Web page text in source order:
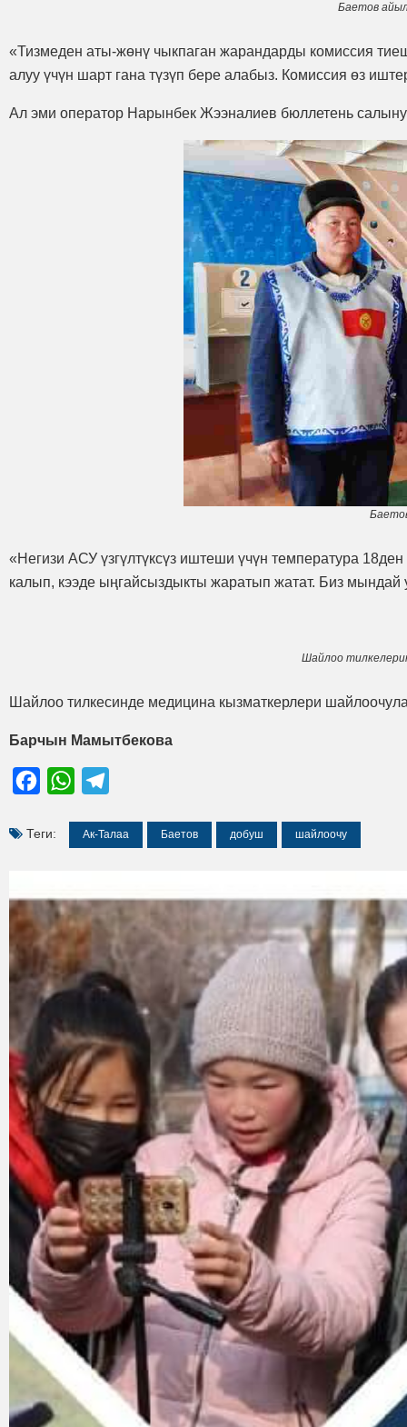
Баетов
«Тизмеден аты-жөнү чыкпаган жарандарды комиссия
алуу үчүн шарт гана түзүп бере алабыз. Комиссия өз
Ал эми оператор Нарынбек Жээналиев бюллетень
«Негизи АСУ үзгүлтүксүз иштеши үчүн температура
калып, кээде ыңгайсыздыкты жаратып жатат. Биз мындай
Шайлоо
Шайлоо тилкесинде медицина кызматкерлери
Барчын Мамытбекова
FacebookWhatsApp
Теги: Ак-Талаа Баетов добуш шайлоочу